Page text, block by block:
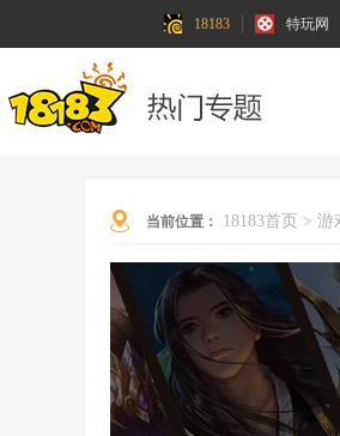
18183 特玩网
当前位置： 18183首页 > 游